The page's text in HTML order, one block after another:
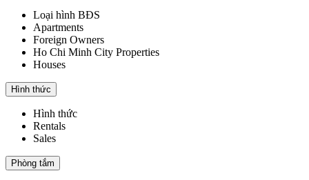
Loại hình BĐS
Apartments
Foreign Owners
Ho Chi Minh City Properties
Houses
Hình thức
Hình thức
Rentals
Sales
Phòng tắm